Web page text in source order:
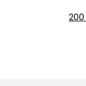
200